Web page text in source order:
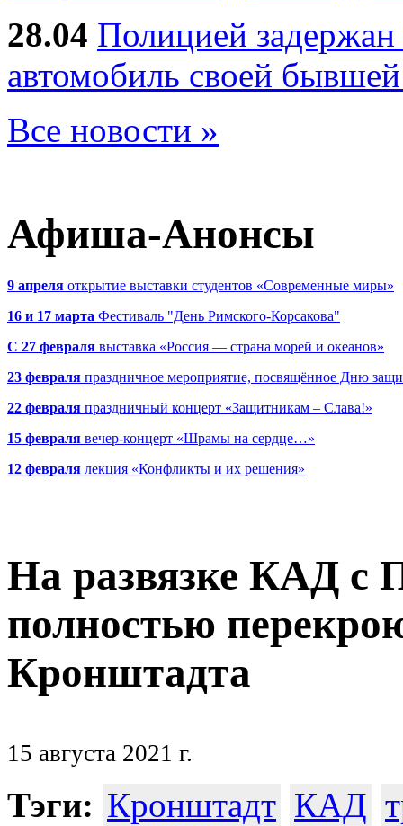
28.04 Полицией
автомобиль своей
Все новости »
Афиша-Анонсы
9 апреля открытие выставки студентов «Современные миры»
16 и 17 марта Фестиваль "День Римского-Корсакова"
С 27 февраля выставка «Россия — страна морей и океанов»
23 февраля праздничное мероприятие, посвящённое Дню
22 февраля праздничный концерт «Защитникам – Слава!»
15 февраля вечер-концерт «Шрамы на сердце…»
12 февраля лекция «Конфликты и их решения»
На развязке КАД с
полностью
Кронштадта
15 августа 2021 г.
Тэги: Кронштадт КАД